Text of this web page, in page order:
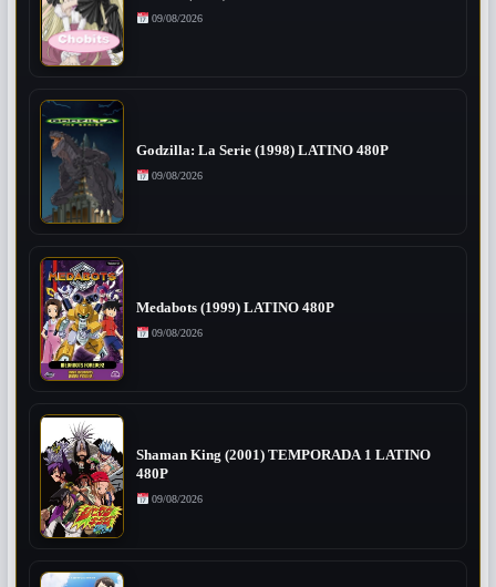
09/08/2026
Godzilla: La Serie (1998) LATINO 480P
09/08/2026
Medabots (1999) LATINO 480P
09/08/2026
Shaman King (2001) TEMPORADA 1 LATINO
480P
09/08/2026